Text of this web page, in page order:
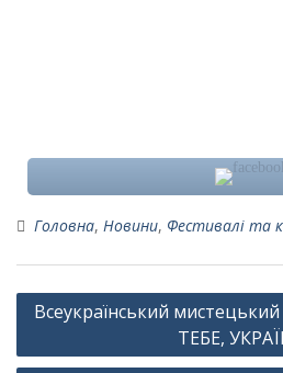
Головна, Новини, Фестивалі та
Навігація
записів
Всеукраїнський
ТЕБЕ,